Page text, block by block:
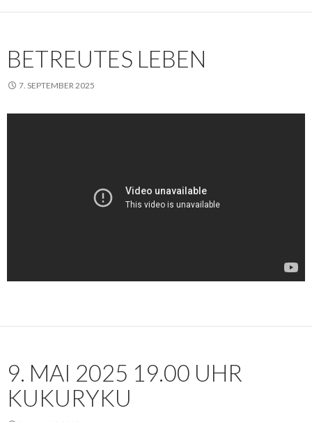
BETREUTES LEBEN
7. SEPTEMBER 2025
9. MAI 2025 19.00 UHR
KUKURYKU